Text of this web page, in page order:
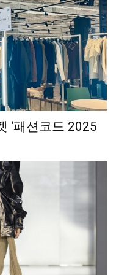
‘패션코드 2025